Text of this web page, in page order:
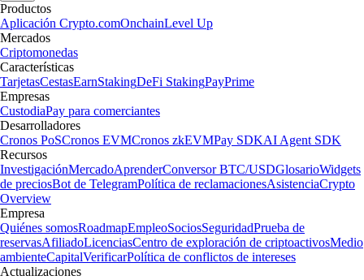
Productos
Aplicación Crypto.comOnchainLevel Up
Mercados
Criptomonedas
Características
TarjetasCestasEarnStakingDeFi StakingPayPrime
Empresas
CustodiaPay para comerciantes
Desarrolladores
Cronos PoSCronos EVMCronos zkEVMPay SDKAI Agent SDK
Recursos
InvestigaciónMercadoAprenderConversor BTC/USDGlosarioWidgets
de preciosBot de TelegramPolítica de reclamacionesAsistenciaCrypto
Overview
Empresa
Quiénes somosRoadmapEmpleoSociosSeguridadPrueba de
reservasAfiliadoLicenciasCentro de exploración de criptoactivosMedio
ambienteCapitalVerificarPolítica de conflictos de intereses
Actualizaciones